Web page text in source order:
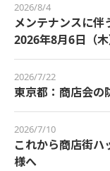
2026/8/4
メンテナンスに伴
2026年8月6日（
2026/7/22
東京都：商店会の
2026/7/10
これから商店街ハ
様へ